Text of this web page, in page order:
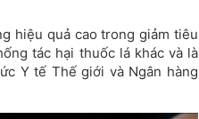
hiệu quả cao trong giảm tiêu
tác hại thuốc lá khác và là
Y tế Thế giới và Ngân hàng